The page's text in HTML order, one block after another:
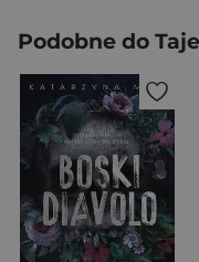
Podobne do